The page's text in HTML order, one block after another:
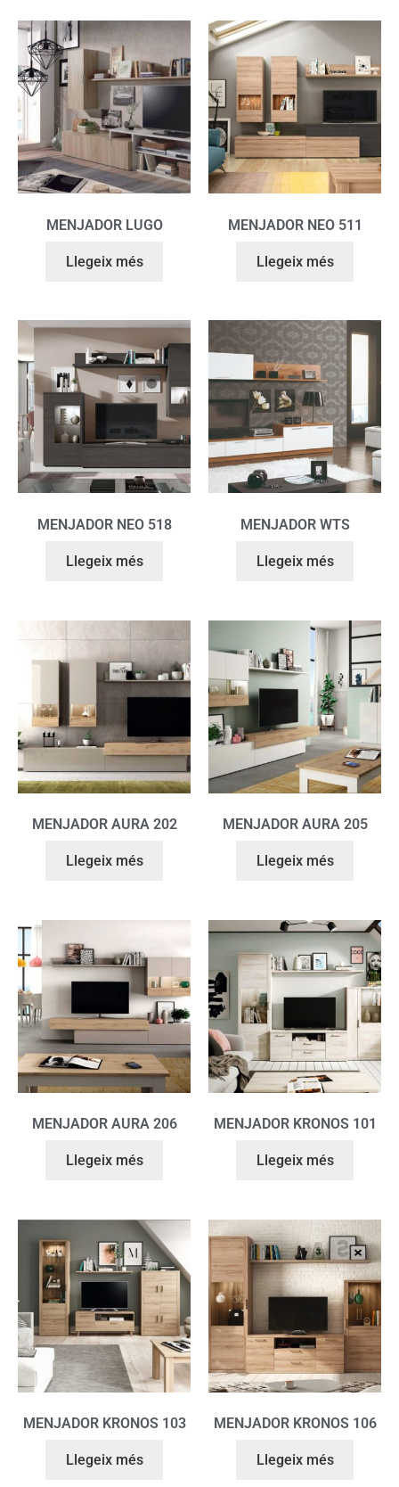
MENJADOR LUGO
Llegeix més
MENJADOR NEO 511
Llegeix més
MENJADOR NEO 518
Llegeix més
MENJADOR WTS
Llegeix més
MENJADOR AURA 202
Llegeix més
MENJADOR AURA 205
Llegeix més
MENJADOR AURA 206
Llegeix més
MENJADOR KRONOS 101
Llegeix més
MENJADOR KRONOS 103
Llegeix més
MENJADOR KRONOS 106
Llegeix més